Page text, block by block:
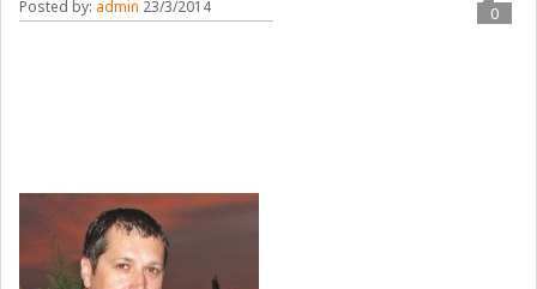
Posted by: admin 23/3/2014 0